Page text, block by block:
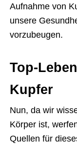
Aufnahme von
unsere
vorzubeugen.
Top-
Kupfer
Nun, da wir
Körper ist,
Quellen für